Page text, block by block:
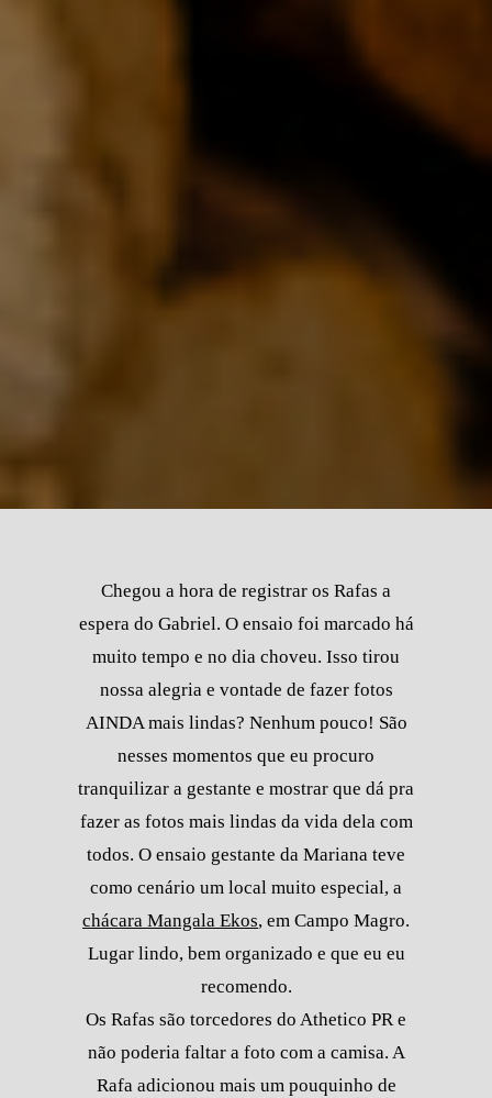
Chegou a hora de registrar os Rafas a
espera do Gabriel. O ensaio foi marcado há
muito tempo e no dia choveu. Isso tirou
nossa alegria e vontade de fazer fotos
AINDA mais lindas? Nenhum pouco! São
nesses momentos que eu procuro
tranquilizar a gestante e mostrar que dá pra
fazer as fotos mais lindas da vida dela com
todos. O ensaio gestante da Mariana teve
como cenário um local muito especial, a
chácara Mangala Ekos, em Campo Magro.
Lugar lindo, bem organizado e que eu eu
recomendo.
Os Rafas são torcedores do Athetico PR e
não poderia faltar a foto com a camisa. A
Rafa adicionou mais um pouquinho de